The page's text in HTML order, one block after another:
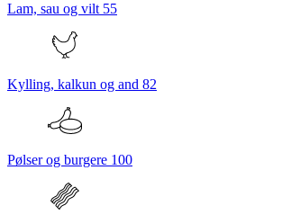
Lam, sau og vilt 55
Kylling, kalkun og and 82
Pølser og burgere 100